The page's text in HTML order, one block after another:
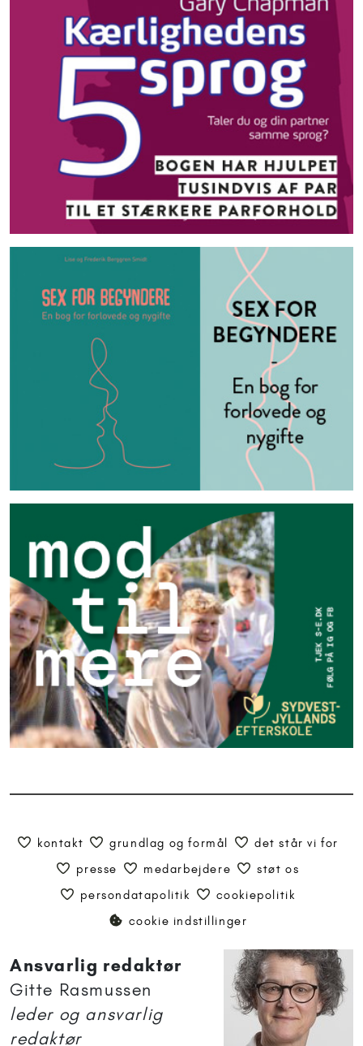
kontakt grundlag og formål
det står vi for
presse
medarbejdere
støt os
persondatapolitik
cookiepolitik
cookie indstillinger
Ansvarlig redaktør
Gitte Rasmussen
leder og ansvarlig
redaktør